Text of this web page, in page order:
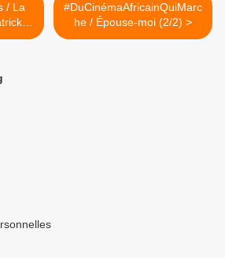
#DuCinémaAfricainQuiMarc
he / Épouse-moi (2/2) >